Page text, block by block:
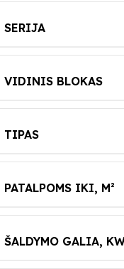
SERIJA
VIDINIS BLOKAS
TIPAS
PATALPOMS IKI, M²
ŠALDYMO GALIA,